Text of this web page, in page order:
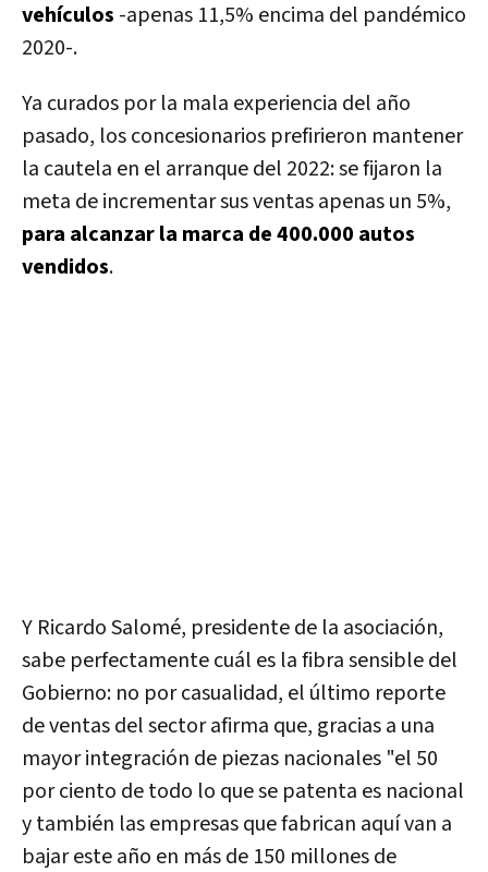
vehículos -apenas 11,5% encima del pandémico
2020-.
Ya curados por la mala experiencia del año
pasado, los concesionarios prefirieron mantener
la cautela en el arranque del 2022: se fijaron la
meta de incrementar sus ventas apenas un 5%,
para alcanzar la marca de 400.000 autos
vendidos.
Y Ricardo Salomé, presidente de la asociación,
sabe perfectamente cuál es la fibra sensible del
Gobierno: no por casualidad, el último reporte
de ventas del sector afirma que, gracias a una
mayor integración de piezas nacionales "el 50
por ciento de todo lo que se patenta es nacional
y también las empresas que fabrican aquí van a
bajar este año en más de 150 millones de